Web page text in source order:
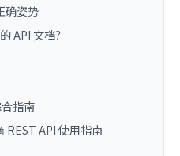
确姿势
API 文档？
指南
REST API 使用指南